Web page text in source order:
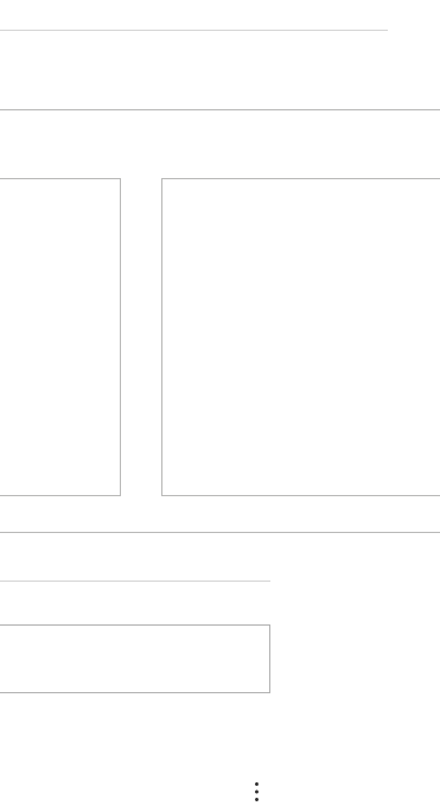
EXITOSO TORNEO